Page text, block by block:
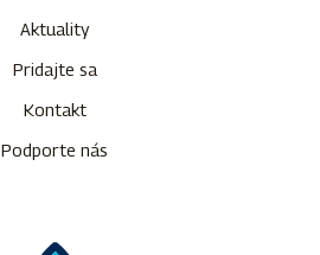
Aktuality
Pridajte sa
Kontakt
Podporte nás